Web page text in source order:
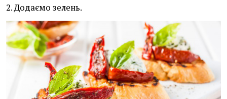
2. Додаємо зелень.